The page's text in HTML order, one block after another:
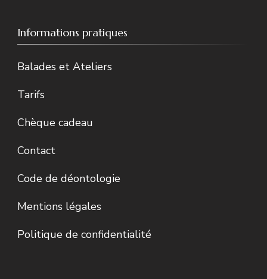
Informations pratiques
Balades et Ateliers
Tarifs
Chèque cadeau
Contact
Code de déontologie
Mentions légales
Politique de confidentialité